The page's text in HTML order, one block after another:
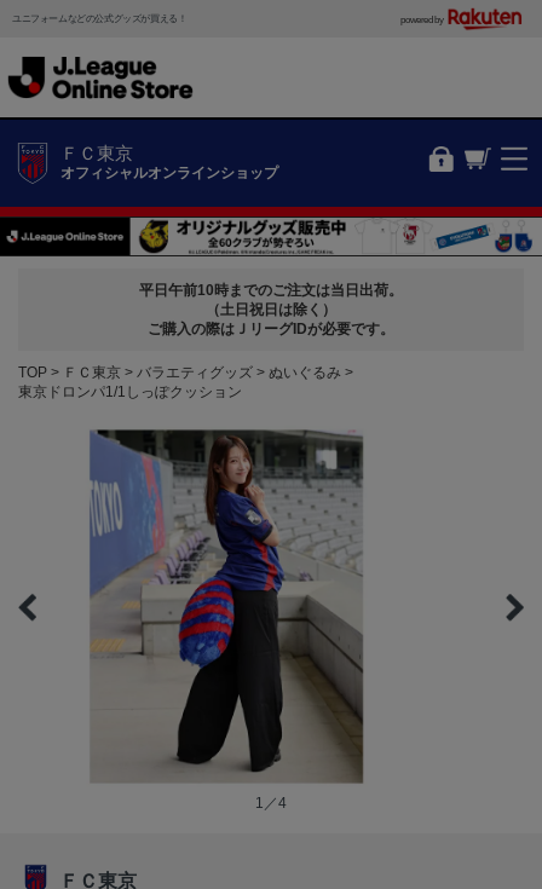
ユニフォームなどの公式グッズが買える！ powered by
ＦＣ東京
オフィシャルオンラインショップ
平日午前10時までのご注文は当日出荷。
（土日祝日は除く）
ご購入の際はＪリーグIDが必要です。
TOP ＦＣ東京 バラエティグッズ
ぬいぐるみ
東京ドロンパ1/1しっぽクッション
1／4
ＦＣ東京